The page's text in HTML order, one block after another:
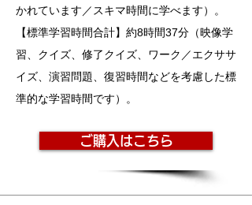
かれています／スキマ時間に学べます）。
【標準学習時間合計】約8時間37分（映像学
習、クイズ、修了クイズ、ワーク／エクササ
イズ、演習問題、復習時間などを考慮した標
準的な学習時間です）。
ご購入はこちら